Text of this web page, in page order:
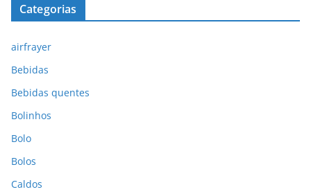
Categorias
airfrayer
Bebidas
Bebidas quentes
Bolinhos
Bolo
Bolos
Caldos